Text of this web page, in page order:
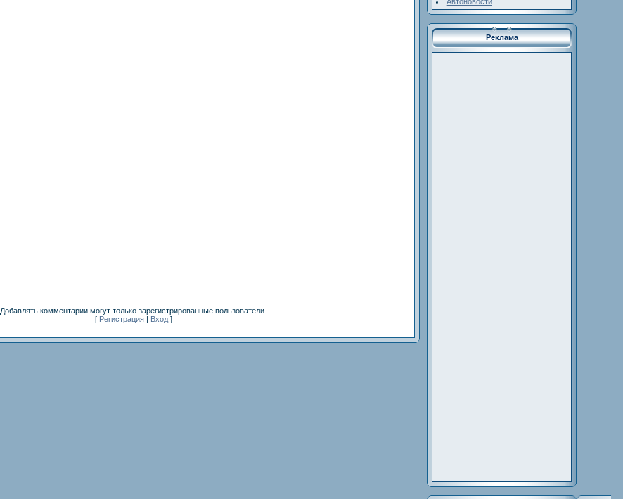
Добавлять комментарии могут только зарегистрированные пользователи.
[ Регистрация| Вход]
Реклама